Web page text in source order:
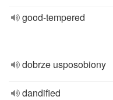
good-tempered
dobrze usposobiony
dandified